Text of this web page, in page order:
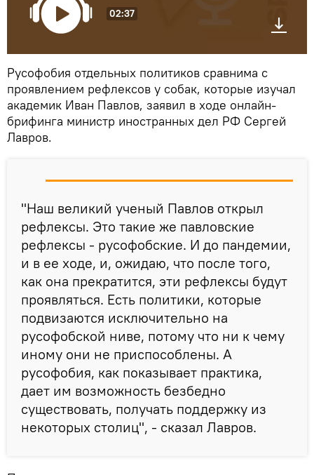
02:37
Русофобия отдельных политиков сравнима с
проявлением рефлексов у собак, которые изучал
академик Иван Павлов, заявил в ходе онлайн-
брифинга министр иностранных дел РФ Сергей
Лавров.
"Наш великий ученый Павлов открыл
рефлексы. Это такие же павловские
рефлексы - русофобские. И до пандемии,
и в ее ходе, и, ожидаю, что после того,
как она прекратится, эти рефлексы будут
проявляться. Есть политики, которые
подвизаются исключительно на
русофобской ниве, потому что ни к чему
иному они не приспособлены. А
русофобия, как показывает практика,
дает им возможность безбедно
существовать, получать поддержку из
некоторых столиц", - сказал Лавров.